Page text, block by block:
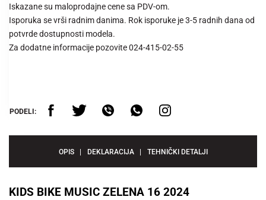
Iskazane su maloprodajne cene sa PDV-om.
Isporuka se vrši radnim danima. Rok isporuke je 3-5 radnih dana od
potvrde dostupnosti modela.
Za dodatne informacije pozovite 024-415-02-55
PODELI:
OPIS DEKLARACIJA TEHNIČKI DETALJI
KIDS BIKE MUSIC ZELENA 16 2024